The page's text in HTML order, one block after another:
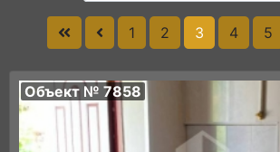
1 2 3 4 5
Объект № 7858